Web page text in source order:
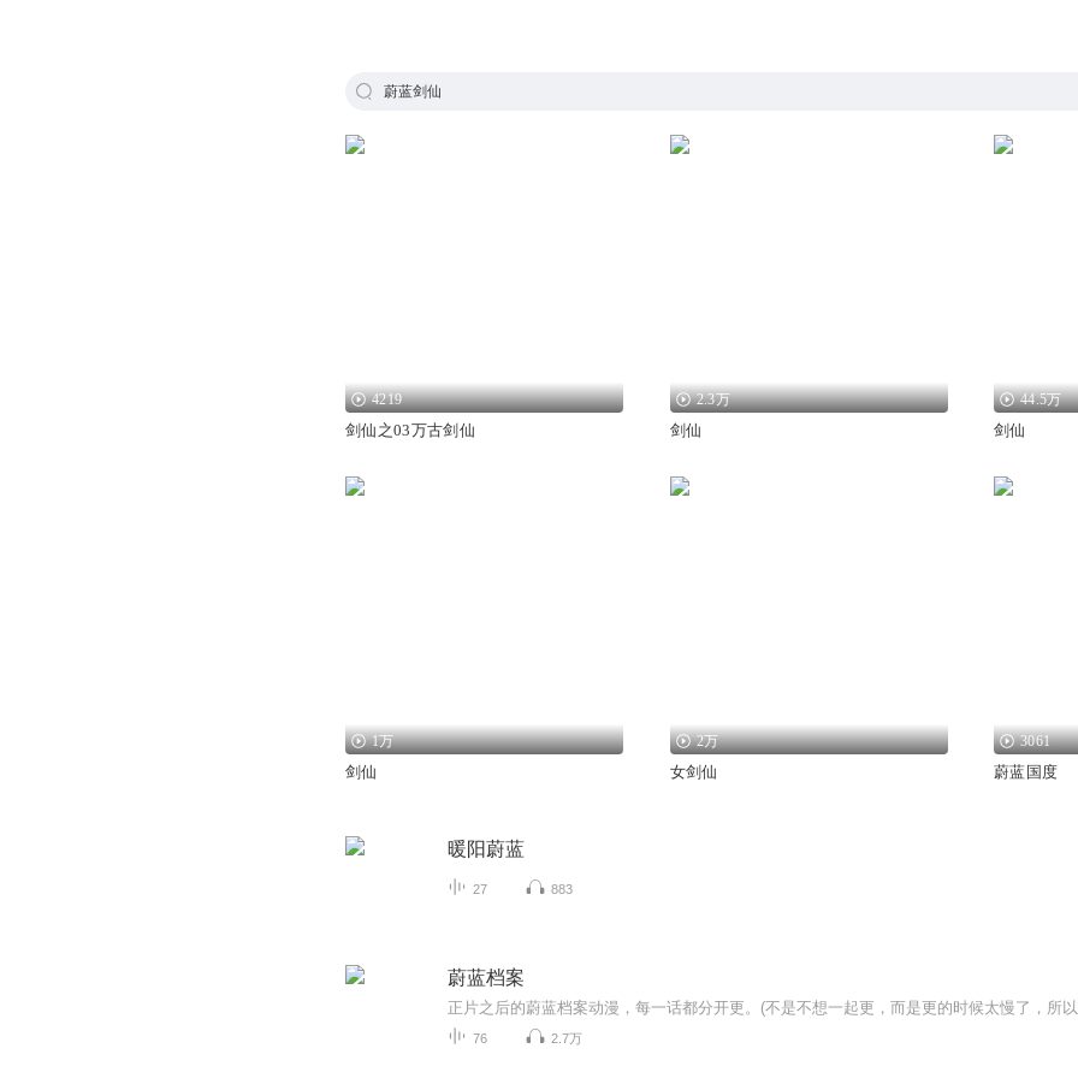
蔚蓝剑仙
4219
剑仙之03万古剑仙
2.3万
剑仙
44.5万
剑仙
1万
剑仙
2万
女剑仙
3061
蔚蓝国度
暖阳蔚蓝
27 883
蔚蓝档案
76 2.7万